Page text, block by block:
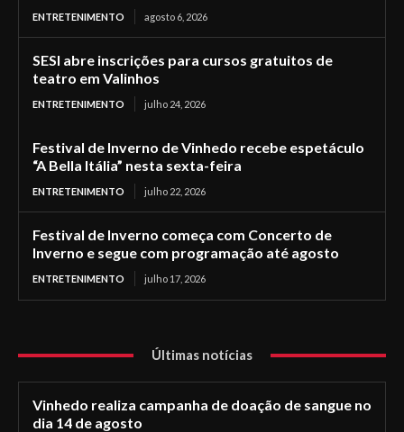
ENTRETENIMENTO agosto 6, 2026
SESI abre inscrições para cursos gratuitos de
teatro em Valinhos
ENTRETENIMENTO julho 24, 2026
Festival de Inverno de Vinhedo recebe espetáculo
“A Bella Itália” nesta sexta-feira
ENTRETENIMENTO julho 22, 2026
Festival de Inverno começa com Concerto de
Inverno e segue com programação até agosto
ENTRETENIMENTO julho 17, 2026
Últimas notícias
Vinhedo realiza campanha de doação de sangue no
dia 14 de agosto